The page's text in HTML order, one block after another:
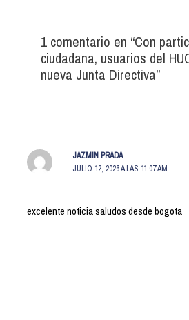
1 comentario en “Con
ciudadana, usuarios del
nueva Junta Directiva”
JAZMIN PRADA
JULIO 12, 2026 A LAS 11:07 AM
excelente noticia saludos desde bogota